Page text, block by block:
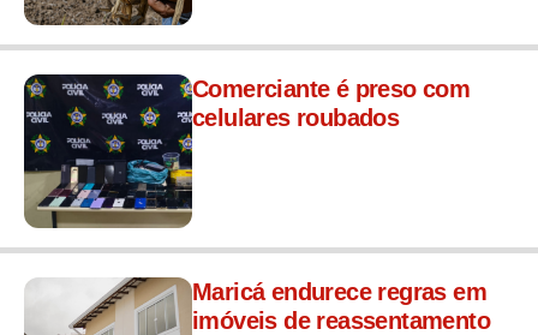
Comerciante é preso com
celulares roubados
Maricá endurece regras em
imóveis de reassentamento